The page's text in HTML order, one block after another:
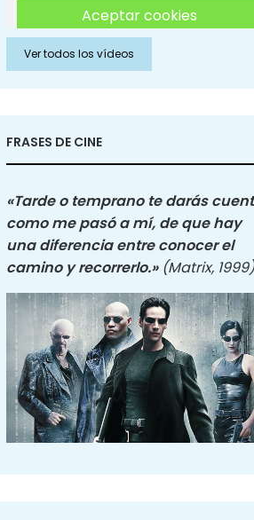
Aceptar cookies
Aceptar cookies de Redes
Sociales
Ver todos los vídeos
FRASES DE CINE
«Tarde o temprano te darás
como me pasó a mí, de que hay
una diferencia entre conocer el
camino y recorrerlo.» (Matrix, 1999)